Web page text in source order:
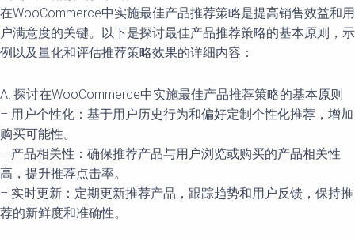
在WooCommerce中实施最佳产品推荐策略是提高销售效益和用
户满意度的关键。以下是探讨最佳产品推荐策略的基本原则，示
例以及量化和评估推荐策略效果的详细内容：
A. 探讨在WooCommerce中实施最佳产品推荐策略的基本原则
– 用户个性化：基于用户历史行为和偏好定制个性化推荐，增加
购买可能性。
– 产品相关性：确保推荐产品与用户浏览或购买的产品相关性
高，提升推荐点击率。
– 实时更新：定期更新推荐产品，跟踪趋势和用户反馈，保持推
荐的新鲜度和准确性。